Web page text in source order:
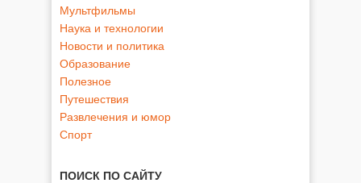
Мультфильмы
Наука и технологии
Новости и политика
Образование
Полезное
Путешествия
Развлечения и юмор
Спорт
ПОИСК ПО САЙТУ